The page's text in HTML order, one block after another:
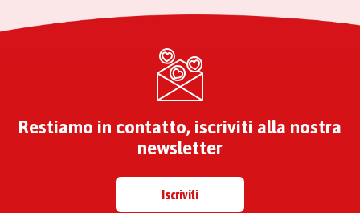
Restiamo in contatto, iscriviti alla nostra
newsletter
Iscriviti